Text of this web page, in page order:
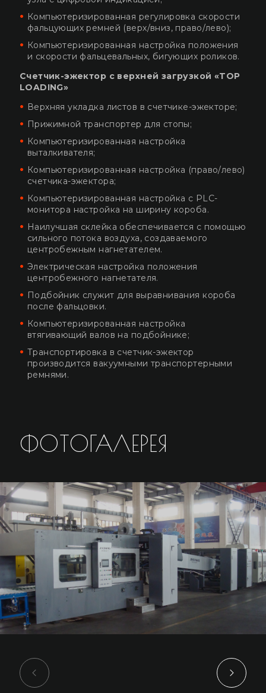
Компьютеризированная регулировка скорости
фальцующих ремней (верх/вниз, право/лево);
Компьютеризированная настройка положения
и скорости фальцевальных, бигующих роликов.
Счетчик-эжектор с верхней загрузкой «TOP
LOADING»
Верхняя укладка листов в счетчике-эжекторе;
Прижимной транспортер для стопы;
Компьютеризированная настройка
выталкивателя;
Компьютеризированная настройка (право/лево)
счетчика-эжектора;
Компьютеризированная настройка с PLC-
монитора настройка на ширину короба.
Наилучшая склейка обеспечивается с помощью
сильного потока воздуха, создаваемого
центробежным нагнетателем.
Электрическая настройка положения
центробежного нагнетателя.
Подбойник служит для выравнивания короба
после фальцовки.
Компьютеризированная настройка
втягивающий валов на подбойнике;
Транспортировка в счетчик-эжектор
производится вакуумными транспортерными
ремнями.
ФОТОГАЛЕРЕЯ